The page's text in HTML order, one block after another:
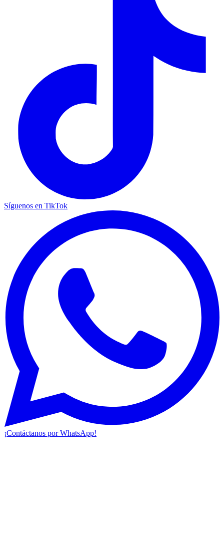
Síguenos en TikTok
¡Contáctanos por WhatsApp!